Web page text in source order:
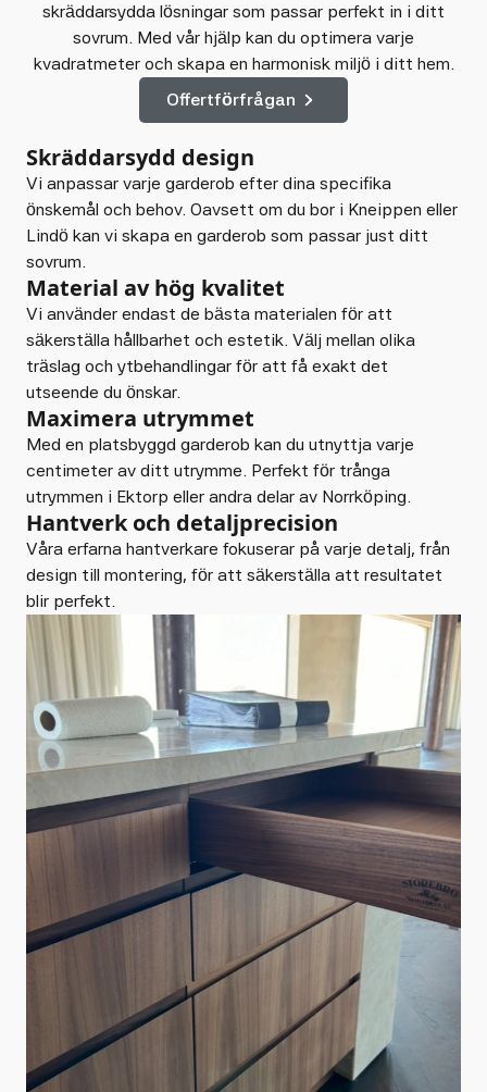
skräddarsydda lösningar som passar perfekt in i ditt
sovrum. Med vår hjälp kan du optimera varje
kvadratmeter och skapa en harmonisk miljö i ditt hem.
Offertförfrågan
Skräddarsydd design
Vi anpassar varje garderob efter dina specifika
önskemål och behov. Oavsett om du bor i Kneippen eller
Lindö kan vi skapa en garderob som passar just ditt
sovrum.
Material av hög kvalitet
Vi använder endast de bästa materialen för att
säkerställa hållbarhet och estetik. Välj mellan olika
träslag och ytbehandlingar för att få exakt det
utseende du önskar.
Maximera utrymmet
Med en platsbyggd garderob kan du utnyttja varje
centimeter av ditt utrymme. Perfekt för trånga
utrymmen i Ektorp eller andra delar av Norrköping.
Hantverk och detaljprecision
Våra erfarna hantverkare fokuserar på varje detalj, från
design till montering, för att säkerställa att resultatet
blir perfekt.